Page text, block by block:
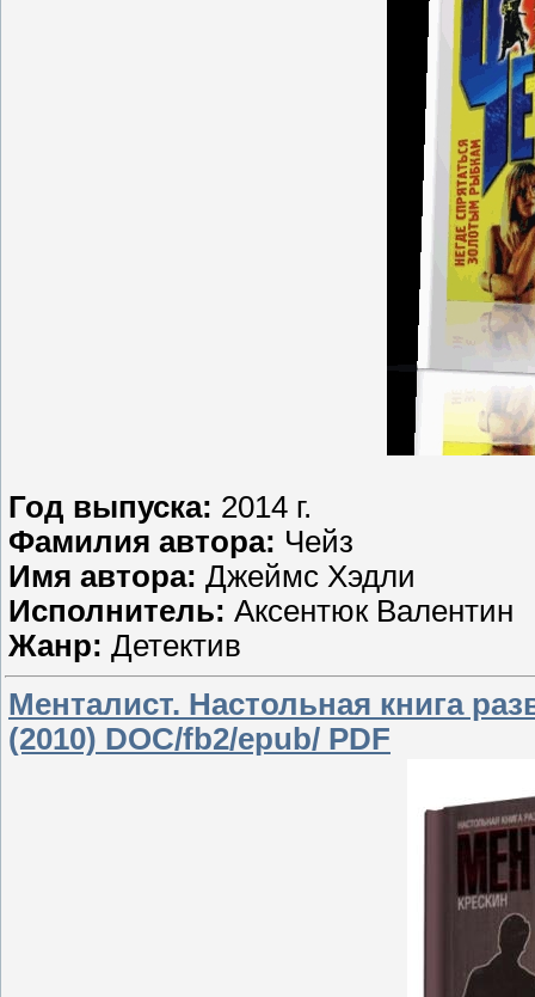
Год выпуска: 2014 г.
Фамилия автора: Чейз
Имя автора: Джеймс Хэдли
Исполнитель: Аксентюк Валентин
Жанр: Детектив
Менталист. Настольная книга
(2010) DOC/fb2/epub/ PDF